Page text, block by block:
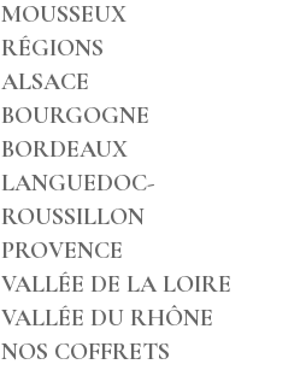
MOUSSEUX
RÉGIONS
ALSACE
BOURGOGNE
BORDEAUX
LANGUEDOC-
ROUSSILLON
PROVENCE
VALLÉE DE LA LOIRE
VALLÉE DU RHÔNE
NOS COFFRETS